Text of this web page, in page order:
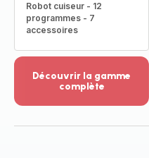
Robot cuiseur - 12
programmes - 7
accessoires
Découvrir la gamme
complète
-